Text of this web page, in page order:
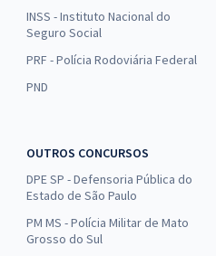
INSS - Instituto Nacional do
Seguro Social
PRF - Polícia Rodoviária Federal
PND
OUTROS CONCURSOS
DPE SP - Defensoria Pública do
Estado de São Paulo
PM MS - Polícia Militar de Mato
Grosso do Sul